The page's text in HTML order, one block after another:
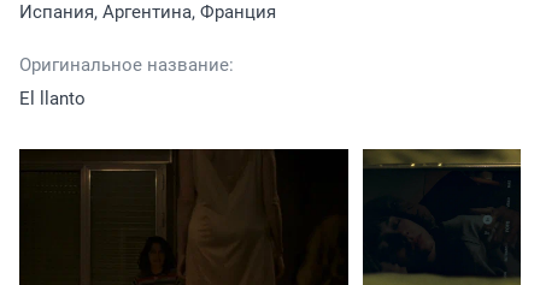
Испания, Аргентина, Франция
Оригинальное название:
El llanto